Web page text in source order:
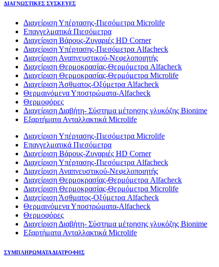
ΔΙΑΓΝΩΣΤΙΚΕΣ ΣΥΣΚΕΥΕΣ
Διαχείριση Υπέρτασης-Πιεσόμετρα Microlife
Επαγγελματικά Πιεσόμετρα
Διαχείριση Βάρους-Ζυγαριές HD Corner
Διαχείριση Υπέρτασης-Πιεσόμετρα Alfacheck
Διαχείριση Αναπνευστικού-Νεφελοποιητής
Διαχείριση Θερμοκρασίας-Θερμόμετρα Alfacheck
Διαχείριση Θερμοκρασίας-Θερμόμετρα Microlife
Διαχείριση Άσθματος-Οξύμετρα Alfacheck
Θερμαινόμενα Υποστρώματα-Alfacheck
Θερμοφόρες
Διαχείριση Διαβήτη- Σύστημα μέτρησης γλυκόζης Bionime
Εξαρτήματα Ανταλλακτικά Microlife
Διαχείριση Υπέρτασης-Πιεσόμετρα Microlife
Επαγγελματικά Πιεσόμετρα
Διαχείριση Βάρους-Ζυγαριές HD Corner
Διαχείριση Υπέρτασης-Πιεσόμετρα Alfacheck
Διαχείριση Αναπνευστικού-Νεφελοποιητής
Διαχείριση Θερμοκρασίας-Θερμόμετρα Alfacheck
Διαχείριση Θερμοκρασίας-Θερμόμετρα Microlife
Διαχείριση Άσθματος-Οξύμετρα Alfacheck
Θερμαινόμενα Υποστρώματα-Alfacheck
Θερμοφόρες
Διαχείριση Διαβήτη- Σύστημα μέτρησης γλυκόζης Bionime
Εξαρτήματα Ανταλλακτικά Microlife
ΣΥΜΠΛΗΡΩΜΑΤΑ ΔΙΑΤΡΟΦΗΣ